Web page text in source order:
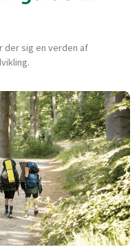
der sig en verden af